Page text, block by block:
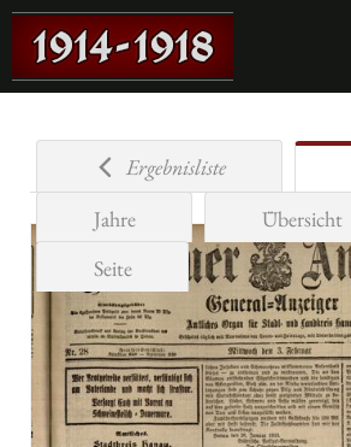
Ergebnisliste
Jahre
Übersicht
Seite